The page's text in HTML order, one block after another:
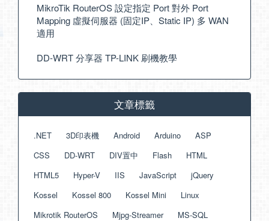
MikroTik RouterOS 設定指定 Port 對外 Port
Mapping 虛擬伺服器 (固定IP、Static IP) 多 WAN
適用
DD-WRT 分享器 TP-LINK 刷機教學
文章標籤
.NET 3D印表機 Android Arduino
ASP
CSS
DD-WRT DIV置中 Flash
HTML
HTML5
Hyper-V IIS JavaScript
jQuery
Kossel
Kossel 800 Kossel Mini
Linux
Mikrotik RouterOS
Mjpg-Streamer
MS-SQL